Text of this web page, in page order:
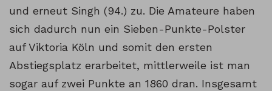
und erneut Singh (94.) zu. Die Amateure haben
sich dadurch nun ein Sieben-Punkte-Polster
auf Viktoria Köln und somit den ersten
Abstiegsplatz erarbeitet, mittlerweile ist man
sogar auf zwei Punkte an 1860 dran. Insgesamt